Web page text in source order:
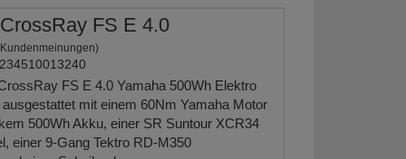
FS E 4.0
FS E 4.0 Yamaha 500Wh Elektro
mit einem 60Nm Yamaha Motor
500Wh Akku, einer SR Suntour XCR34
einer 9-Gang Tektro RD-M350